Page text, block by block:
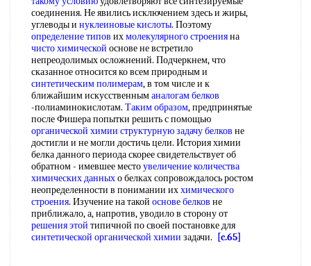
соединения. Не явились исключением здесь и жиры,
углеводы и нуклеиновые кислоты. Поэтому
определение типов ихмолекулярного строенияна
чисто химической основе не встретило
непреодолимых осложнений. Подчеркнем, что
сказанное относится ко всем природным и
синтетическим полимерам, в том числе и к
ближайшим искусственныманалогам белков
-полиаминокислотам. Таким образом, предпринятые
после Фишера попытки решить с помощью
органической химии структурнуюзадачу белков не
достигли и не могли достичь цели. История химии
белка данного периода скорее свидетельствует об
обратном - имевшее местоувеличение количества
химических данныхо белках сопровождалось ростом
неопределенности в понимании иххимического
строения. Изучение на такой основе белков не
приближало, а, напротив, уводило в сторону от
решения этой типичной по своей постановке для
синтетической органической химии задачи. [c.65]